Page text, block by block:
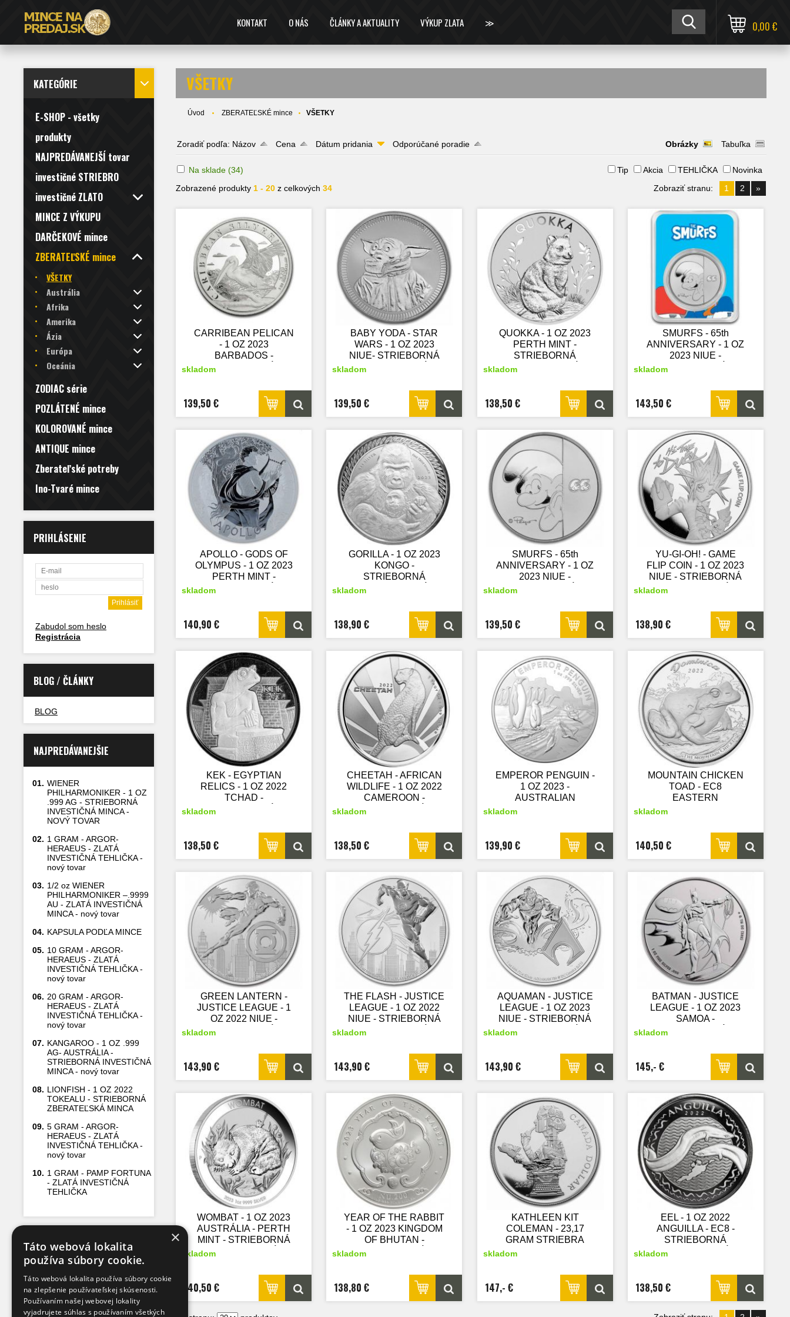
KONTAKT O NÁS ČLÁNKY A AKTUALITY VÝKUP ZLATA ≫ 0,00 €
KATEGÓRIE
E-SHOP - všetky
produkty
NAJPREDÁVANEJŠÍ tovar
investičné STRIEBRO
investičné ZLATO
MINCE Z VÝKUPU
DARČEKOVÉ mince
ZBERATEĽSKÉ mince
VŠETKY
Austrália
Afrika
Amerika
Ázia
Európa
Oceánia
ZODIAC série
POZLÁTENÉ mince
KOLOROVANÉ mince
ANTIQUE mince
Zberateľské potreby
Ino-Tvaré mince
PRIHLÁSENIE
Zabudol som heslo
Registrácia
BLOG / ČLÁNKY
BLOG
NAJPREDÁVANEJŠIE
01. WIENER
PHILHARMONIKER - 1 OZ
.999 AG - STRIEBORNÁ
INVESTIČNÁ MINCA -
NOVÝ TOVAR
02. 1 GRAM - ARGOR-
HERAEUS - ZLATÁ
INVESTIČNÁ TEHLIČKA -
nový tovar
03. 1/2 oz WIENER
PHILHARMONIKER –.9999
AU - ZLATÁ INVESTIČNÁ
MINCA - nový tovar
04. KAPSULA PODĽA MINCE
05. 10 GRAM - ARGOR-
HERAEUS - ZLATÁ
INVESTIČNÁ TEHLIČKA -
nový tovar
06. 20 GRAM - ARGOR-
HERAEUS - ZLATÁ
INVESTIČNÁ TEHLIČKA -
nový tovar
07. KANGAROO - 1 OZ .999
AG- AUSTRÁLIA -
STRIEBORNÁ INVESTIČNÁ
MINCA - nový tovar
08. LIONFISH - 1 OZ 2022
TOKEALU - STRIEBORNÁ
ZBERATEĽSKÁ MINCA
09. 5 GRAM - ARGOR-
HERAEUS - ZLATÁ
INVESTIČNÁ TEHLIČKA -
nový tovar
10. 1 GRAM - PAMP FORTUNA
- ZLATÁ INVESTIČNÁ
TEHLIČKA
VŠETKY
Úvod ZBERATEĽSKÉ mince VŠETKY
Zoradiť podľa: Názov Cena Dátum pridania Odporúčané poradie Obrázky Tabuľka
Na sklade (34) Tip Akcia TEHLIČKA
Novinka
Zobrazené produkty 1 - 20 z celkových34 Zobraziť stranu: 1 2 »
CARRIBEAN PELICAN
- 1 OZ 2023
BARBADOS -
STRIEBORNÁ
MINCA
skladom
139,50 €
BABY YODA - STAR
WARS - 1 OZ 2023
NIUE- STRIEBORNÁ
ZBERATEĽSKÁ
skladom
139,50 €
QUOKKA - 1 OZ 2023
PERTH MINT -
STRIEBORNÁ
ZBERATEĽSKÁ
skladom
138,50 €
SMURFS - 65th
ANNIVERSARY - 1 OZ
2023 NIUE -
STRIEBORNÁ
MINCA V BLISTRI
skladom
143,50 €
APOLLO - GODS OF
OLYMPUS - 1 OZ 2023
PERTH MINT -
STRIEBORNÁ
MINCA
skladom
140,90 €
GORILLA - 1 OZ 2023
KONGO -
STRIEBORNÁ
ZBERATEĽSKÁ
skladom
138,90 €
SMURFS - 65th
ANNIVERSARY - 1 OZ
2023 NIUE -
STRIEBORNÁ
MINCA
skladom
139,50 €
YU-GI-OH! - GAME
FLIP COIN - 1 OZ 2023
NIUE - STRIEBORNÁ
ZBERATEĽSKÁ
skladom
138,90 €
KEK - EGYPTIAN
RELICS - 1 OZ 2022
TCHAD -
STRIEBORNÁ
MINCA
skladom
138,50 €
CHEETAH - AFRICAN
WILDLIFE - 1 OZ 2022
CAMEROON -
STRIEBORNÁ
MINCA
skladom
138,50 €
EMPEROR PENGUIN -
1 OZ 2023 -
AUSTRALIAN
STRIEBORNÁ
ZBERATEĽSKÁ
skladom
139,90 €
MOUNTAIN CHICKEN
TOAD - EC8
EASTERN
CARRIBEAN - 1 OZ
STRIEBORNÁ
ZBERATEĽSKÁ
skladom
140,50 €
GREEN LANTERN -
JUSTICE LEAGUE - 1
OZ 2022 NIUE -
STRIEBORNÁ
MINCA
skladom
143,90 €
THE FLASH - JUSTICE
LEAGUE - 1 OZ 2022
NIUE - STRIEBORNÁ
ZBERATEĽSKÁ
skladom
143,90 €
AQUAMAN - JUSTICE
LEAGUE - 1 OZ 2023
NIUE - STRIEBORNÁ
ZBERATEĽSKÁ
skladom
143,90 €
BATMAN - JUSTICE
LEAGUE - 1 OZ 2023
SAMOA -
STRIEBORNÁ
MINCA
skladom
145,- €
WOMBAT - 1 OZ 2023
AUSTRÁLIA - PERTH
MINT - STRIEBORNÁ
ZBERATEĽSKÁ
skladom
140,50 €
YEAR OF THE RABBIT
- 1 OZ 2023 KINGDOM
OF BHUTAN -
STRIEBORNÁ
MINCA
skladom
138,80 €
KATHLEEN KIT
COLEMAN - 23,17
GRAM STRIEBRA
2023 KANADA -
ZBERATEĽSKÁ
PROOF MINCA V
skladom
147,- €
EEL - 1 OZ 2022
ANGUILLA - EC8 -
STRIEBORNÁ
ZBERATEĽSKÁ
skladom
138,50 €
×
Táto webová lokalita
používa súbory cookie.
Táto webová lokalita používa súbory cookie
na zlepšenie používateľskej skúsenosti.
Používaním našej webovej lokality
vyjadrujete súhlas s používaním všetkých